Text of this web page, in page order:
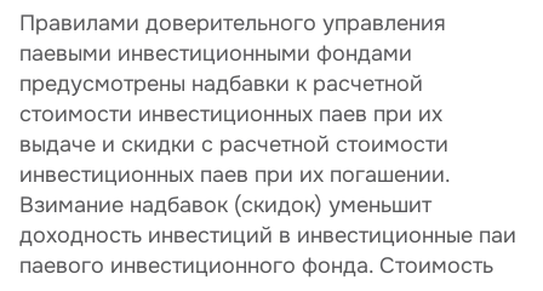
Правилами доверительного управления
паевыми инвестиционными фондами
предусмотрены надбавки к расчетной
стоимости инвестиционных паев при их
выдаче и скидки с расчетной стоимости
инвестиционных паев при их погашении.
Взимание надбавок (скидок) уменьшит
доходность инвестиций в инвестиционные паи
паевого инвестиционного фонда. Стоимость